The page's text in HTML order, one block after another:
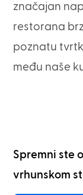
značajan
restorana
poznatu
među naše
Spremni ste
vrhunskom